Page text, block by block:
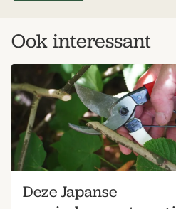
Ook interessant
Deze Japanse